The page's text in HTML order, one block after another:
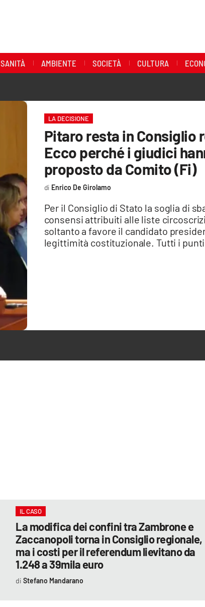
SANITÀ AMBIENTE SOCIETÀ CULTURA
LA DECISIONE
Pitaro resta in Consiglio
Ecco perché i giudici
proposto da Comito (Fi)
Per il Consiglio di Stato la soglia di
consensi attribuiti alle liste
soltanto a favore il candidato
legittimità costituzionale. Tutti i
Enrico De Girolamo
IL CASO
La modifica dei confini tra Zambrone e
Zaccanopoli torna in Consiglio regionale,
ma i costi per il referendum lievitano da
1.248 a 39mila euro
Stefano Mandarano